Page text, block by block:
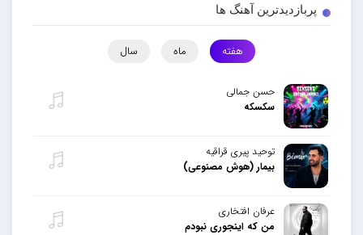
پربازدیدترین آهنگ ها
هفته ماه سال
حسن جمالی
سکسکه
توحید پیری قراقیه
بیمار (هوش مصنوعی)
عرفان افتخاری
من که اینجوری نبودم